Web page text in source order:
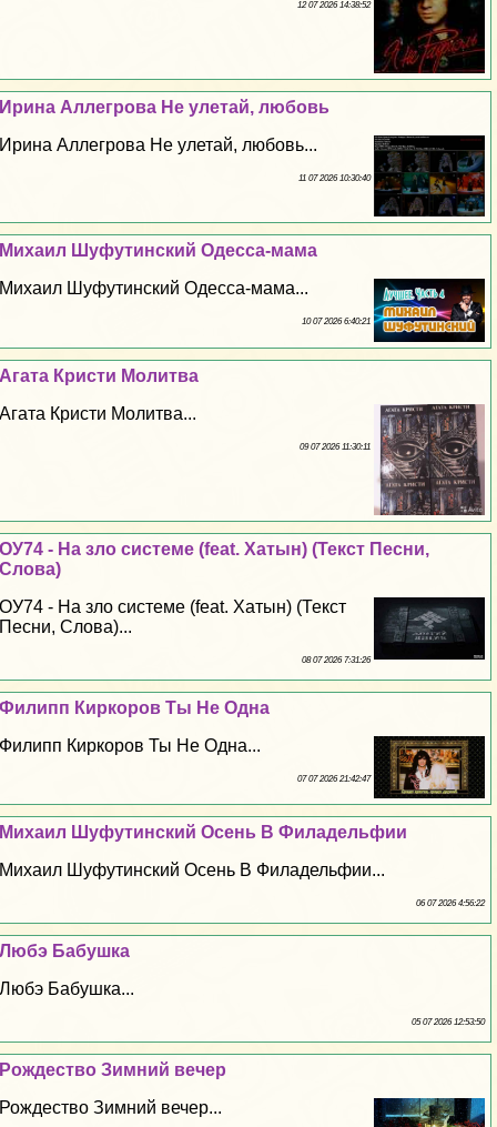
12 07 2026 14:38:52
Ирина Аллегрова Не улетай, любовь
Ирина Аллегрова Не улетай, любовь...
11 07 2026 10:30:40
Михаил Шуфутинский Одесса-мама
Михаил Шуфутинский Одесса-мама...
10 07 2026 6:40:21
Агата Кристи Молитва
Агата Кристи Молитва...
09 07 2026 11:30:11
ОУ74 - На зло системе (feat. Хатын) (Текст Песни,
Слова)
ОУ74 - На зло системе (feat. Хатын) (Текст
Песни, Слова)...
08 07 2026 7:31:26
Филипп Киркоров Ты Не Одна
Филипп Киркоров Ты Не Одна...
07 07 2026 21:42:47
Михаил Шуфутинский Осень В Филадельфии
Михаил Шуфутинский Осень В Филадельфии...
06 07 2026 4:56:22
Любэ Бабушка
Любэ Бабушка...
05 07 2026 12:53:50
Рождество Зимний вечер
Рождество Зимний вечер...